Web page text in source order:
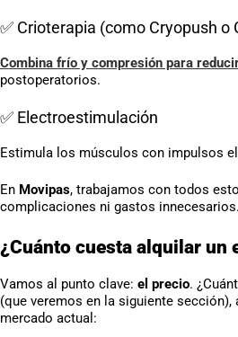
✅ Crioterapia (como Cryopush o
Combina frío y compresión para
postoperatorios.
✅ Electroestimulación
Estimula los músculos con impulsos
En Movipas, trabajamos con todos
complicaciones ni gastos innecesarios.
¿Cuánto cuesta alquilar un
Vamos al punto clave: el precio.
(que veremos en la siguiente
mercado actual: